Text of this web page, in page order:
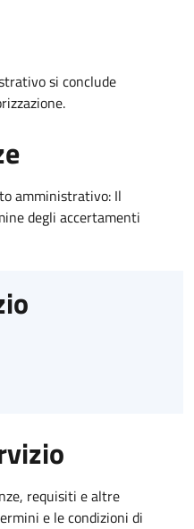
si conclude
amministrativo: Il
degli accertamenti
requisiti e altre
e le condizioni di